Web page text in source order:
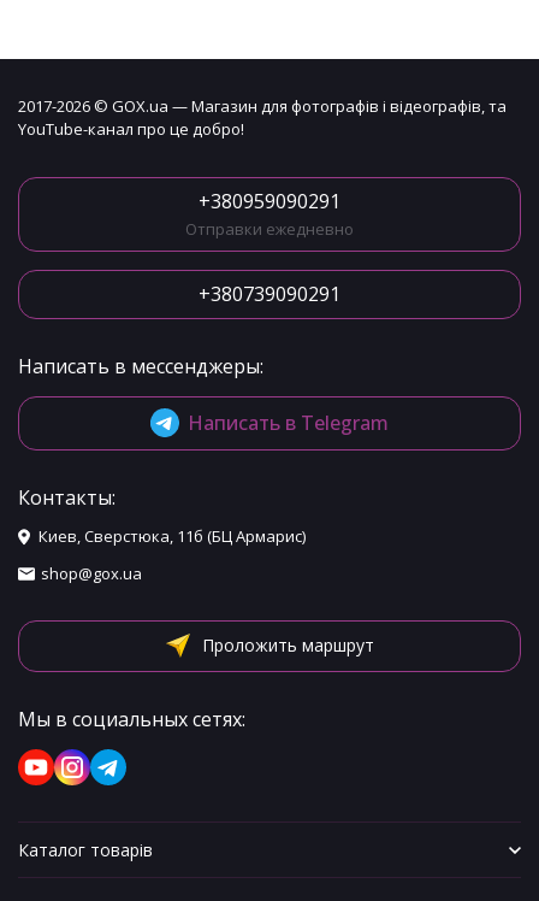
2017-2026 © GOX.ua — Магазин для фотографів і відеографів, та
YouTube-канал про це добро!
+380959090291
Отправки ежедневно
+380739090291
Написать в мессенджеры:
Написать в Telegram
Контакты:
Киев, Сверстюка, 11б (БЦ Армарис)
shop@gox.ua
Проложить маршрут
Мы в социальных сетях:
Каталог товарів